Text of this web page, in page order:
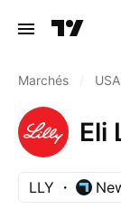
Marchés USA
Eli
LLY